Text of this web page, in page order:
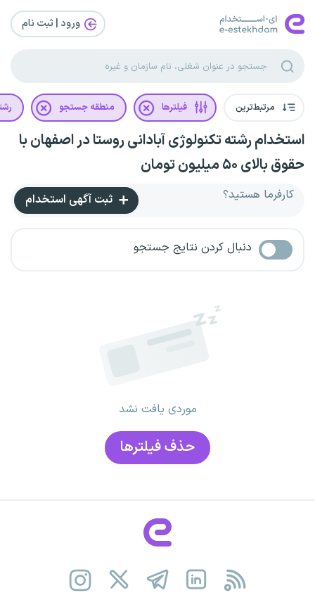
ورود | ثبت‌ نام
مرتبط‌ترین فیلترها منطقه جستجو
استخدام رشته تکنولوژی آبادانی روستا در اصفهان با
حقوق بالای ۵۰ میلیون تومان
کارفرما هستید؟ ثبت آگهی استخدام
دنبال کردن نتایج جستجو
موردی یافت نشد
حذف فیلتر‌ها